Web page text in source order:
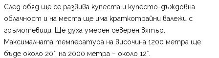
След обяд ще се развива купеста и купесто-дъждовна
облачност и на места ще има краткотрайни валежи с
гръмотевици. Ще духа умерен северен вятър.
Максималната температура на височина 1200 метра ще
бъде около 20°, на 2000 метра – около 12°.